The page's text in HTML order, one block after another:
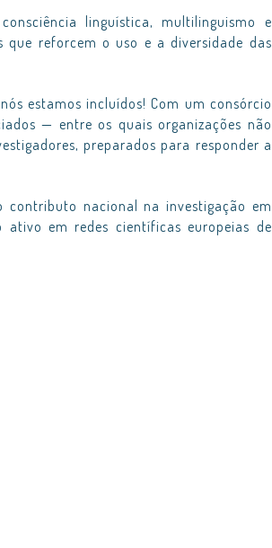
linguística, multilinguismo e
que reforcem o uso e a diversidade das
estamos incluídos! Com um consórcio
— entre os quais organizações não
preparados para responder a
contributo nacional na investigação em
em redes científicas europeias de